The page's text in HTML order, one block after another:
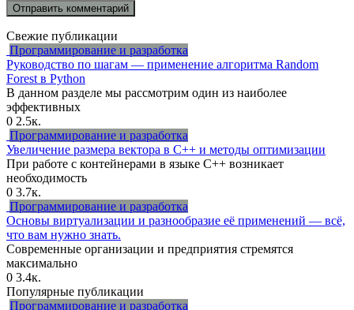
Свежие публикации
Программирование и разработка
Руководство по шагам — применение алгоритма Random
Forest в Python
В данном разделе мы рассмотрим один из наиболее
эффективных
0 2.5к.
Программирование и разработка
Увеличение размера вектора в C++ и методы оптимизации
При работе с контейнерами в языке C++ возникает
необходимость
0 3.7к.
Программирование и разработка
Основы виртуализации и разнообразие её применений — всё,
что вам нужно знать.
Современные организации и предприятия стремятся
максимально
0 3.4к.
Популярные публикации
Программирование и разработка